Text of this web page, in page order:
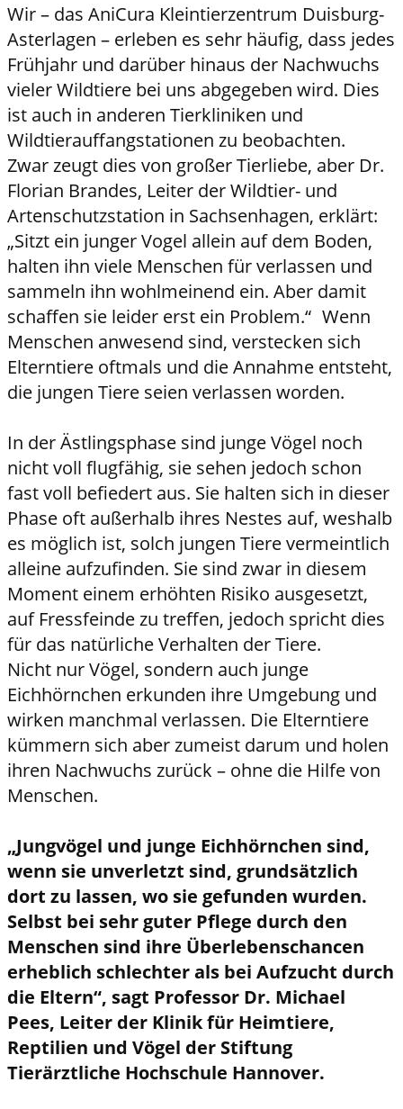
Wir – das AniCura Kleintierzentrum Duisburg-
Asterlagen – erleben es sehr häufig, dass jedes
Frühjahr und darüber hinaus der Nachwuchs
vieler Wildtiere bei uns abgegeben wird. Dies
ist auch in anderen Tierkliniken und
Wildtierauffangstationen zu beobachten.
Zwar zeugt dies von großer Tierliebe, aber Dr.
Florian Brandes, Leiter der Wildtier- und
Artenschutzstation in Sachsenhagen, erklärt:
„Sitzt ein junger Vogel allein auf dem Boden,
halten ihn viele Menschen für verlassen und
sammeln ihn wohlmeinend ein. Aber damit
schaffen sie leider erst ein Problem.“ Wenn
Menschen anwesend sind, verstecken sich
Elterntiere oftmals und die Annahme entsteht,
die jungen Tiere seien verlassen worden.
In der Ästlingsphase sind junge Vögel noch
nicht voll flugfähig, sie sehen jedoch schon
fast voll befiedert aus. Sie halten sich in dieser
Phase oft außerhalb ihres Nestes auf, weshalb
es möglich ist, solch jungen Tiere vermeintlich
alleine aufzufinden. Sie sind zwar in diesem
Moment einem erhöhten Risiko ausgesetzt,
auf Fressfeinde zu treffen, jedoch spricht dies
für das natürliche Verhalten der Tiere.
Nicht nur Vögel, sondern auch junge
Eichhörnchen erkunden ihre Umgebung und
wirken manchmal verlassen. Die Elterntiere
kümmern sich aber zumeist darum und holen
ihren Nachwuchs zurück – ohne die Hilfe von
Menschen.
„Jungvögel und junge Eichhörnchen sind,
wenn sie unverletzt sind, grundsätzlich
dort zu lassen, wo sie gefunden wurden.
Selbst bei sehr guter Pflege durch den
Menschen sind ihre Überlebenschancen
erheblich schlechter als bei Aufzucht durch
die Eltern“, sagt Professor Dr. Michael
Pees, Leiter der Klinik für Heimtiere,
Reptilien und Vögel der Stiftung
Tierärztliche Hochschule Hannover.